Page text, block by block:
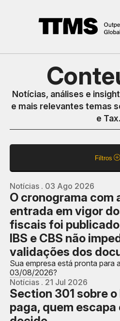
Notícias, análises e
e mais relevantes temas
e Tax.
Filtros
Notícias . 03 Ago 2026
O cronograma com
entrada em vigor
fiscais foi
IBS e CBS não
validações dos
Sua empresa está pronta para
03/08/2026?
Notícias . 21 Jul 2026
Section 301 sobre
paga, quem escapa